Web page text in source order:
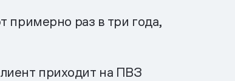
примерно раз в три года,
приходит на ПВЗ